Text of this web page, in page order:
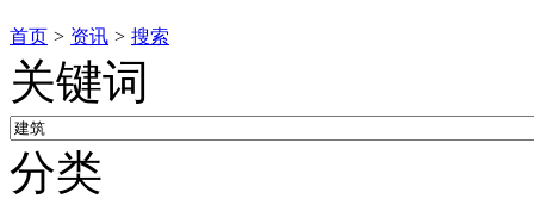
首页 > 资讯 > 搜索
关键词
分类